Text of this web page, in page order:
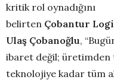
kritik rol oynadığını
belirten Çobantur Lo
Ulaş Çobanoğlu,
ibaret değil;
teknolojiye kadar tüm